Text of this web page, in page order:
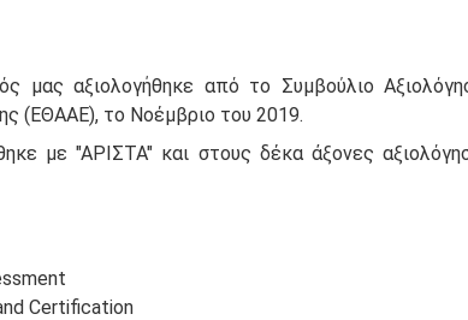
αξιολογήθηκε από το Συμβούλιο
(ΕΘΑΑΕ), το Νοέμβριο του 2019.
με "ΑΡΙΣΤΑ" και στους δέκα άξονες
Certification